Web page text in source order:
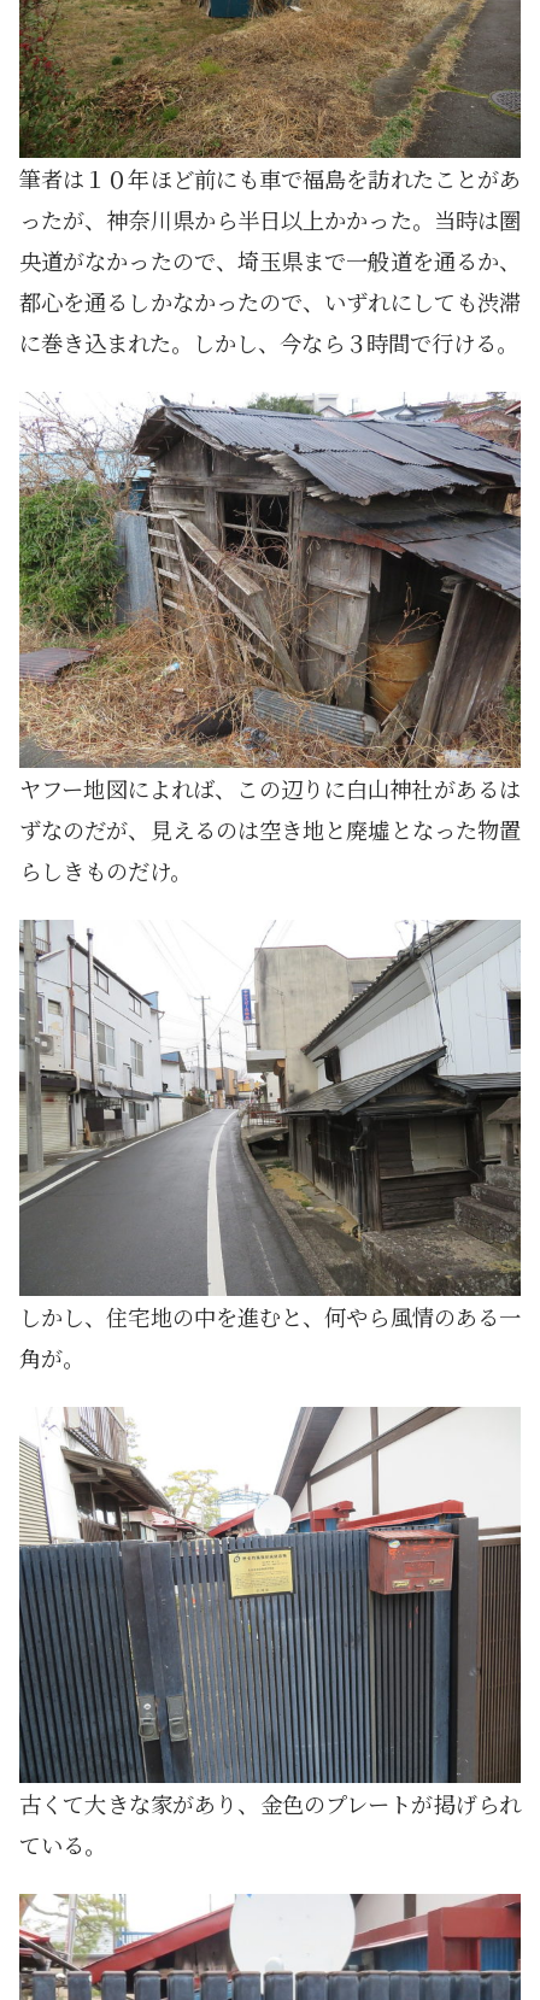
筆者は１０年ほど前にも車で福島を訪れたことがあ
ったが、神奈川県から半日以上かかった。当時は圏
央道がなかったので、埼玉県まで一般道を通るか、
都心を通るしかなかったので、いずれにしても渋滞
に巻き込まれた。しかし、今なら３時間で行ける。
ヤフー地図によれば、この辺りに白山神社があるは
ずなのだが、見えるのは空き地と廃墟となった物置
らしきものだけ。
しかし、住宅地の中を進むと、何やら風情のある一
角が。
古くて大きな家があり、金色のプレートが掲げられ
ている。